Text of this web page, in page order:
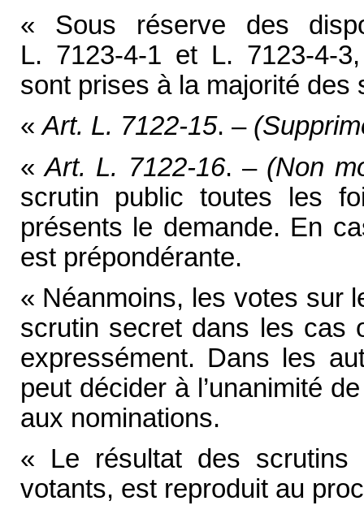
« Sous réserve des
L. 7123-4-1 et L. 7123-4-
sont prises à la majorité des
«Art. L. 7122-15. –
«Art. L. 7122-16. – (Non
scrutin public toutes les
présents le demande. En
est prépondérante.
« Néanmoins, les votes sur
scrutin secret dans les cas
expressément. Dans les
peut décider à l’unanimité
aux nominations.
« Le résultat des scrutins
votants, est reproduit au